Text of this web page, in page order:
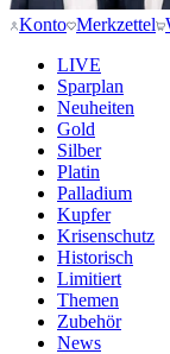
Konto Merkzettel
LIVE
Sparplan
Neuheiten
Gold
Silber
Platin
Palladium
Kupfer
Krisenschutz
Historisch
Limitiert
Themen
Zubehör
News